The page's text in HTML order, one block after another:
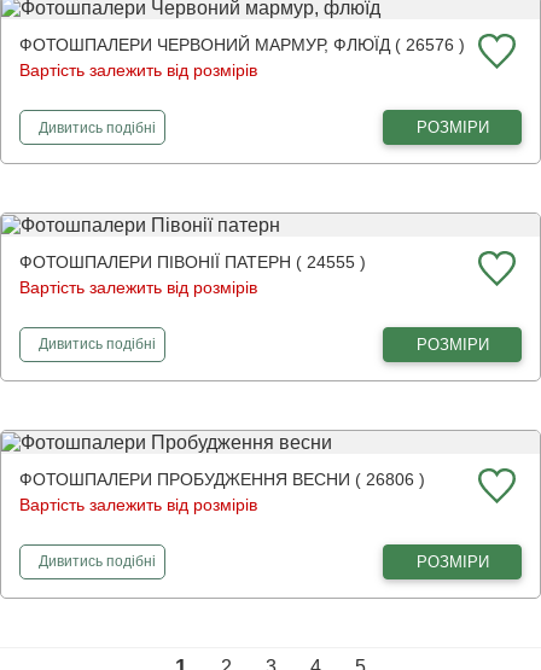
ФОТОШПАЛЕРИ ЧЕРВОНИЙ МАРМУР, ФЛЮЇД ( 26576 )
Вартість залежить від розмірів
Дивитисьфотошпалери
подібні РОЗМІРИ
ФОТОШПАЛЕРИ ПІВОНІЇ ПАТЕРН ( 24555 )
Вартість залежить від розмірів
Дивитисьфотошпалери
подібні РОЗМІРИ
ФОТОШПАЛЕРИ ПРОБУДЖЕННЯ ВЕСНИ ( 26806 )
Вартість залежить від розмірів
Дивитисьфотошпалери
подібні РОЗМІРИ